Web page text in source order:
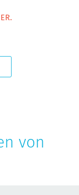
von